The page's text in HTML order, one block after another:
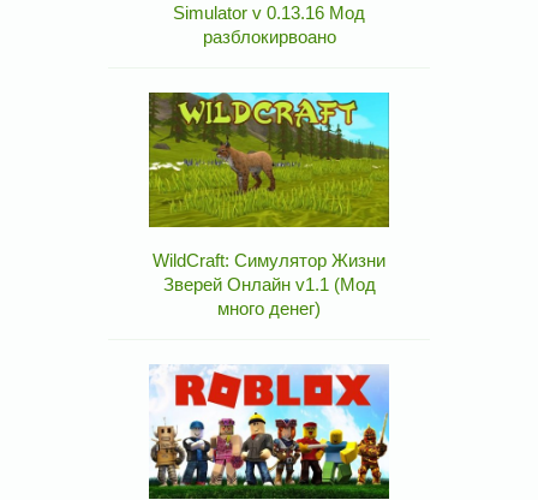
Simulator v 0.13.16 Мод
разблокирвоано
WildCraft: Симулятор Жизни
Зверей Онлайн v1.1 (Мод
много денег)